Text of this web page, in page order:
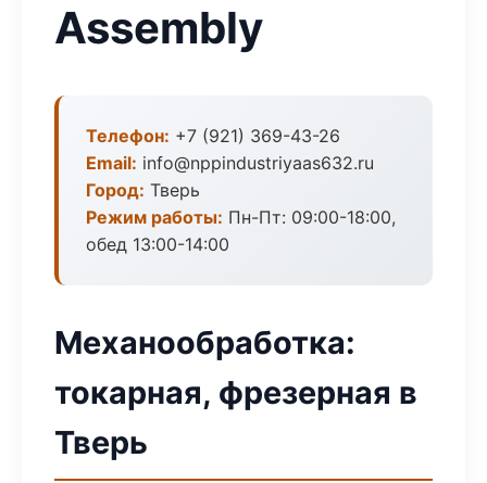
Assembly
Телефон: +7 (921) 369-43-26
Email: info@nppindustriyaas632.ru
Город: Тверь
Режим работы: Пн-Пт: 09:00-18:00,
обед 13:00-14:00
Механообработка:
токарная, фрезерная в
Тверь